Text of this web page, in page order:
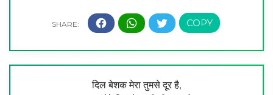
दिल बेशक मेरा तुमसे दूर है,